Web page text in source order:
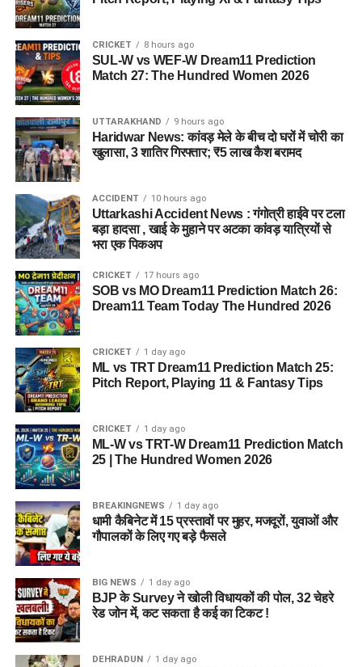
धार्मिक स्थल की पवित्रता और मर्यादा का
करें सम्मान
पुलिस ने स्पष्ट किया है कि बदरीनाथ धाम में धार्मिक मर्यादा और कानून
व्यवस्था से किसी भी तरह का समझौता नहीं किया जाएगा। यात्रा के दौरान
श्रद्धालुओं की सुरक्षा, शांति व्यवस्था और धाम की गरिमा बनाए रखने के लिए
संदिग्ध गतिविधियों पर लगातार नजर रखी जा रही है।
पुलिस ने लोगों से भी अपील की है कि बदरीनाथ धाम जैसे धार्मिक स्थल की
पवित्रता और मर्यादा का सम्मान करें। नियमों का उल्लंघन करने वालों के
खिलाफ नियमानुसार सख्त कार्रवाई की जाएगी।
CRICKET 8 hours ago
SUL-W vs WEF-W Dream11 Prediction
Match 27: The Hundred Women 2026
UTTARAKHAND 9 hours ago
Haridwar News: कांवड़ मेले के बीच दो घरों में चोरी का
खुलासा, 3 शातिर गिरफ्तार; ₹5 लाख कैश बरामद
ACCIDENT 10 hours ago
Uttarkashi Accident News : गंगोत्री हाईवे पर टला
बड़ा हादसा , खाई के मुहाने पर अटका कांवड़ यात्रियों से
भरा एक पिकअप
CRICKET 17 hours ago
SOB vs MO Dream11 Prediction Match 26:
Dream11 Team Today The Hundred 2026
CRICKET 1 day ago
ML vs TRT Dream11 Prediction Match 25:
Pitch Report, Playing 11 & Fantasy Tips
CRICKET 1 day ago
ML-W vs TRT-W Dream11 Prediction Match
25 | The Hundred Women 2026
BREAKINGNEWS 1 day ago
धामी कैबिनेट में 15 प्रस्तावों पर मुहर, मजदूरों, युवाओं और
गौपालकों के लिए गए बड़े फैसले
BIG NEWS 1 day ago
BJP के Survey ने खोली विधायकों की पोल, 32 चेहरे
रेड जोन में, कट सकता है कई का टिकट !
DEHRADUN 1 day ago